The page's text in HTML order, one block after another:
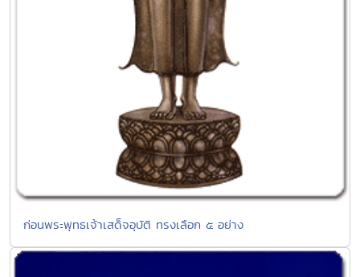
ก่อนพระพุทธเจ้าเสด็จอุบัติ ทรงเลือก ๕ อย่าง